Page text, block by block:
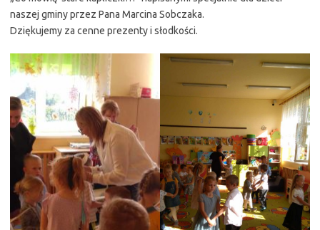
naszej gminy przez Pana Marcina Sobczaka.
Dziękujemy za cenne prezenty i słodkości.